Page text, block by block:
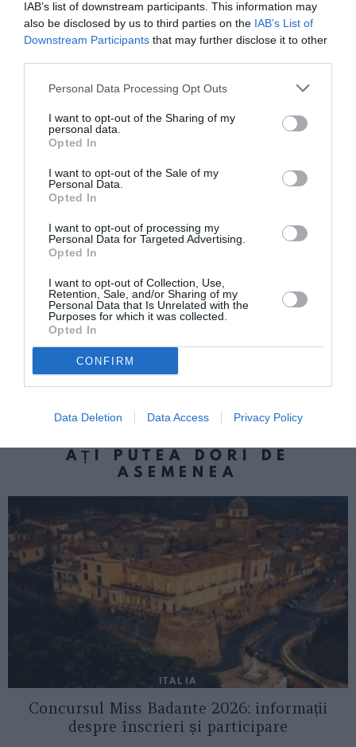
IAB’s list of downstream participants. This information may
also be disclosed by us to third parties on the IAB’s List of
Downstream Participants that may further disclose it to other
Personal Data Processing Opt Outs
I want to opt-out of the Sharing of my
personal data.
Opted In
I want to opt-out of the Sale of my
Personal Data.
Opted In
I want to opt-out of processing my
Personal Data for Targeted Advertising.
Opted In
I want to opt-out of Collection, Use,
Retention, Sale, and/or Sharing of my
Personal Data that Is Unrelated with the
Purposes for which it was collected.
Opted In
CONFIRM
Data Deletion Data Access Privacy Policy
Lege amânată
În dezbatere parlamentară se află, de câţiva ani, o
privind respectarea şi garantarea drepturilor minorilor
ai căror părinţi sunt plecaţi la muncă în străinătate.
Proiectul a trecut de Senat, dar deputaţii nu au putut
conveni dacă legea trebuie să se extindă şi asupra
persoanelor de până la 26 de ani care se află încă în
trebuie să se rezume doar la cele de până la 18 ani.
Articolul anterior
Cum a furat o româncă 32 de tone de
lenjerie de la locul de muncă
Următorul articol
Giovanni Rotiroti, profesorul italian de
AȚI PUTEA DORI DE
ASEMENEA
ITALIA
Concursul Miss Badante 2026: informații
despre înscrieri și participare